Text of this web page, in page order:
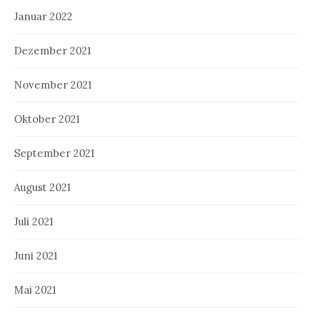
Januar 2022
Dezember 2021
November 2021
Oktober 2021
September 2021
August 2021
Juli 2021
Juni 2021
Mai 2021